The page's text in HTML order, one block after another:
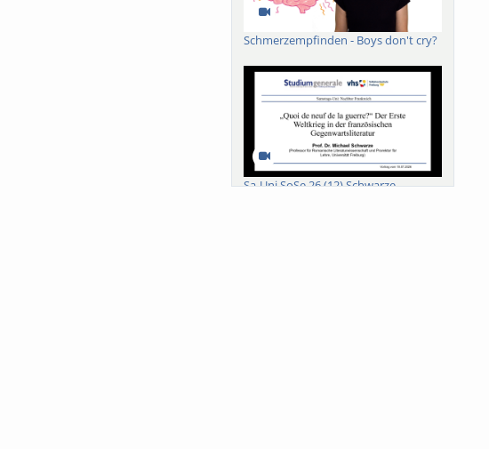
Schmerzempfinden - Boys don't cry?
Sa-Uni SoSe 26 (12) Schwarze